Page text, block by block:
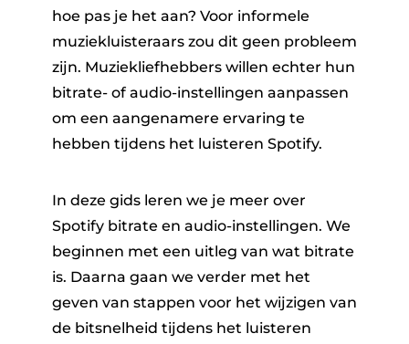
hoe pas je het aan? Voor informele
muziekluisteraars zou dit geen probleem
zijn. Muziekliefhebbers willen echter hun
bitrate- of audio-instellingen aanpassen
om een ​​aangenamere ervaring te
hebben tijdens het luisteren Spotify.
In deze gids leren we je meer over
Spotify bitrate en audio-instellingen. We
beginnen met een uitleg van wat bitrate
is. Daarna gaan we verder met het
geven van stappen voor het wijzigen van
de bitsnelheid tijdens het luisteren